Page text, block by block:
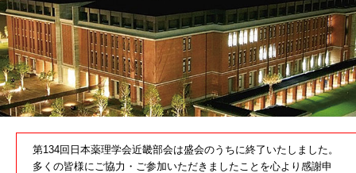
第134回日本薬理学会近畿部会は盛会のうちに終了いたしました。
多くの皆様にご協力・ご参加いただきましたことを心より感謝申